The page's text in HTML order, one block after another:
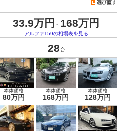
33.9万円 ～ 168万円
アルファ159の相場表を見る
28 台
本体価格
80万円
本体価格
168万円
本体価格
128万円